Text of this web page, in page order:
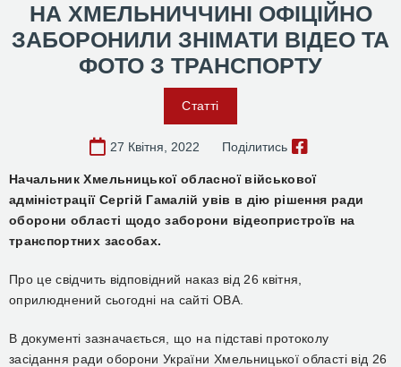
НА ХМЕЛЬНИЧЧИНІ ОФІЦІЙНО
ЗАБОРОНИЛИ ЗНІМАТИ ВІДЕО ТА
ФОТО З ТРАНСПОРТУ
Статті
27 Квітня, 2022 Поділитись
Начальник Хмельницької обласної військової
адміністрації Сергій Гамалій увів в дію рішення ради
оборони області щодо заборони відеопристроїв на
транспортних засобах.
Про це свідчить відповідний наказ від 26 квітня,
оприлюднений сьогодні на сайті ОВА.
В документі зазначається, що на підставі протоколу
засідання ради оборони України Хмельницької області від 26